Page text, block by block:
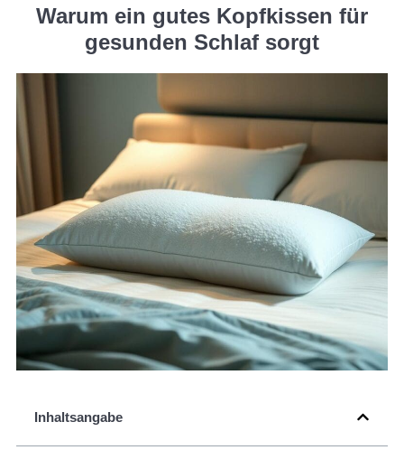
Warum ein gutes Kopfkissen für
gesunden Schlaf sorgt
Inhaltsangabe